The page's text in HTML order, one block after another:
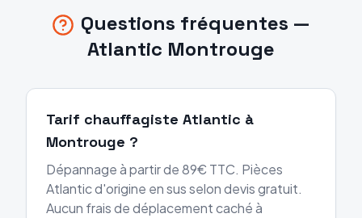
Questions fréquentes —
Atlantic Montrouge
Tarif chauffagiste Atlantic à
Montrouge ?
Dépannage à partir de 89€ TTC. Pièces
Atlantic d'origine en sus selon devis gratuit.
Aucun frais de déplacement caché à